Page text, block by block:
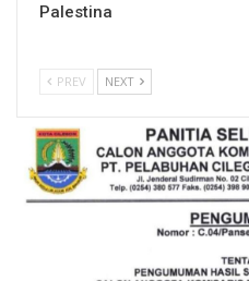
Palestina
PREV NEXT